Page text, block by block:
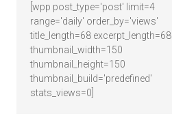
[wpp post_type='post' limit=4
range='daily' order_by='views'
title_length=68 excerpt_length=68
thumbnail_width=150
thumbnail_height=150
thumbnail_build='predefined'
stats_views=0]